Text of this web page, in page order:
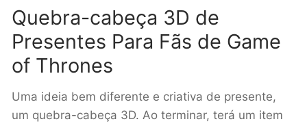
Quebra-cabeça 3D de
Presentes Para Fãs de Game
of Thrones
Uma ideia bem diferente e criativa de presente,
um quebra-cabeça 3D. Ao terminar, terá um item